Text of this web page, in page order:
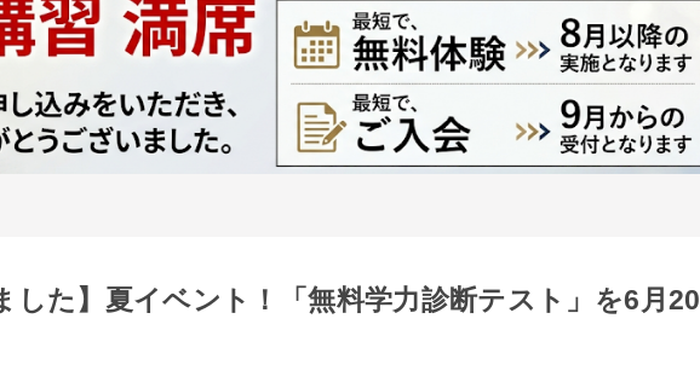
した】夏イベント！「無料学力診断テスト」を6月20